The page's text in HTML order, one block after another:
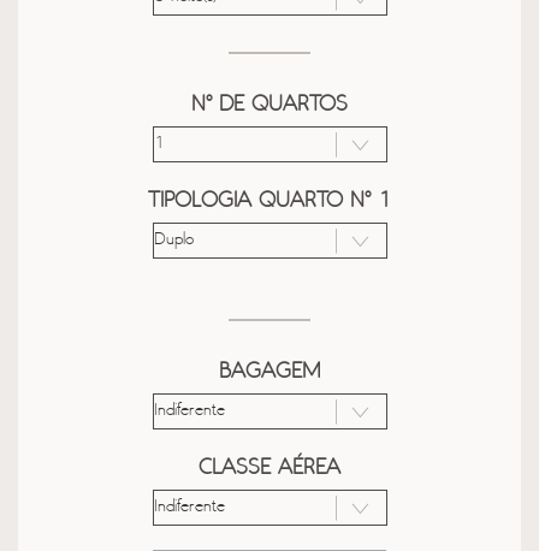
Nº DE QUARTOS
TIPOLOGIA QUARTO Nº 1
BAGAGEM
CLASSE AÉREA